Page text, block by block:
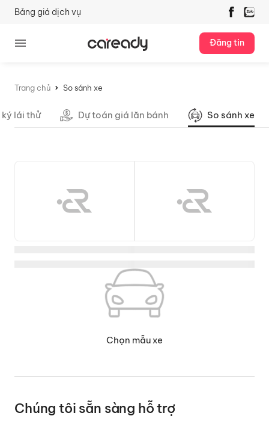
Bảng giá dịch vụ
Đăng tin
Trang chủ So sánh xe
lái thử Dự toán giá lăn bánh So sánh xe
Chọn mẫu xe
Chúng tôi sẵn sàng hỗ trợ